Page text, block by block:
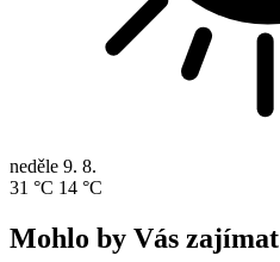
neděle 9. 8.
31 °C 14 °C
Mohlo by Vás zajímat